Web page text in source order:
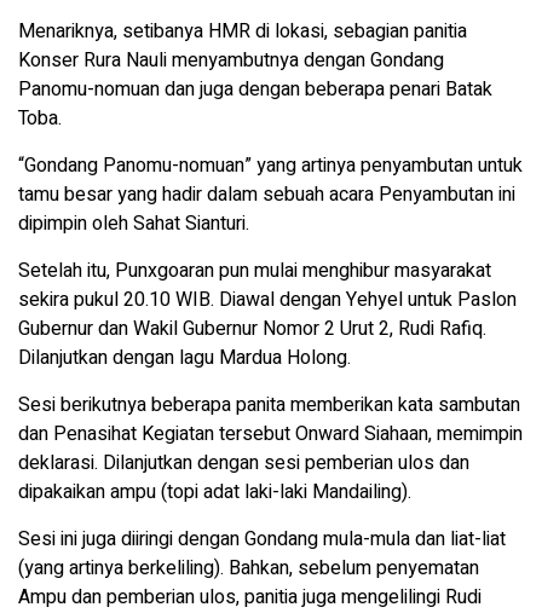
Menariknya, setibanya HMR di lokasi, sebagian panitia
Konser Rura Nauli menyambutnya dengan Gondang
Panomu-nomuan dan juga dengan beberapa penari Batak
Toba.
“Gondang Panomu-nomuan” yang artinya penyambutan untuk
tamu besar yang hadir dalam sebuah acara Penyambutan ini
dipimpin oleh Sahat Sianturi.
Setelah itu, Punxgoaran pun mulai menghibur masyarakat
sekira pukul 20.10 WIB. Diawal dengan Yehyel untuk Paslon
Gubernur dan Wakil Gubernur Nomor 2 Urut 2, Rudi Rafiq.
Dilanjutkan dengan lagu Mardua Holong.
Sesi berikutnya beberapa panita memberikan kata sambutan
dan Penasihat Kegiatan tersebut Onward Siahaan, memimpin
deklarasi. Dilanjutkan dengan sesi pemberian ulos dan
dipakaikan ampu (topi adat laki-laki Mandailing).
Sesi ini juga diiringi dengan Gondang mula-mula dan liat-liat
(yang artinya berkeliling). Bahkan, sebelum penyematan
Ampu dan pemberian ulos, panitia juga mengelilingi Rudi